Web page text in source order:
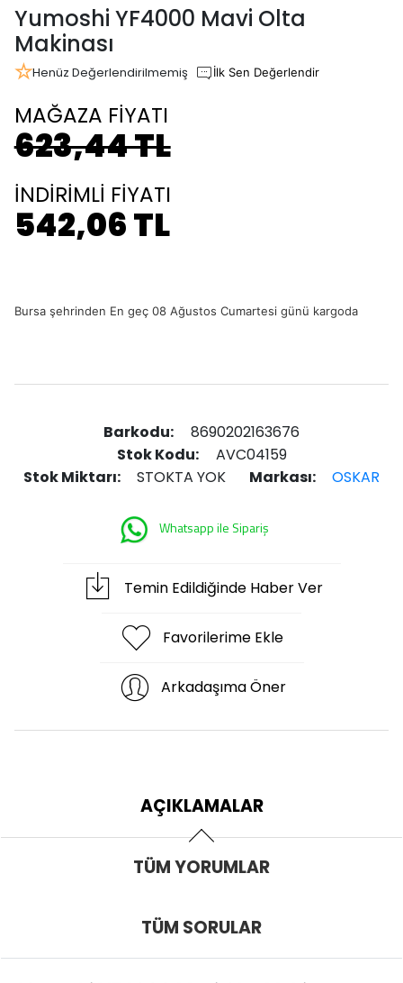
Yumoshi YF4000 Mavi Olta
Makinası
Henüz Değerlendirilmemiş İlk Sen Değerlendir
MAĞAZA FİYATI
623,44 TL
İNDİRİMLİ FİYATI
542,06 TL
Bursa şehrinden En geç 08 Ağustos Cumartesi günü kargoda
Barkodu:
8690202163676
Stok Kodu:
AVC04159
Stok Miktarı:
STOKTA YOK Markası: OSKAR
Whatsapp ile Sipariş
Temin Edildiğinde Haber Ver
Favorilerime Ekle
Arkadaşıma Öner
AÇIKLAMALAR
TÜM YORUMLAR
TÜM SORULAR